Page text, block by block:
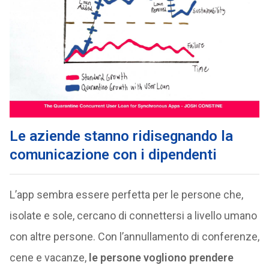
Le aziende stanno ridisegnando la
comunicazione con i dipendenti
L’app sembra essere perfetta per le persone che,
isolate e sole, cercano di connettersi a livello umano
con altre persone. Con l’annullamento di conferenze,
cene e vacanze, le persone vogliono prendere